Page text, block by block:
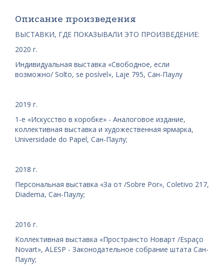
Описание произведения
ВЫСТАВКИ, ГДЕ ПОКАЗЫВАЛИ ЭТО ПРОИЗВЕДЕНИЕ:
2020 г.
Индивидуальная выставка «Свободное, если
возможно/ Solto, se posível», Laje 795, Сан-Паулу
2019 г.
1-е «Искусство в коробке» - Аналоговое издание,
коллективная выставка и художественная ярмарка,
Universidade do Papel, Сан-Паулу;
2018 г.
Персональная выставка «За от /Sobre Por», Coletivo 217,
Diadema, Сан-Паулу;
2016 г.
Коллективная выставка «Пространсто Новарт /Espaço
Novart», ALESP - Законодательное собрание штата Сан-
Паулу;